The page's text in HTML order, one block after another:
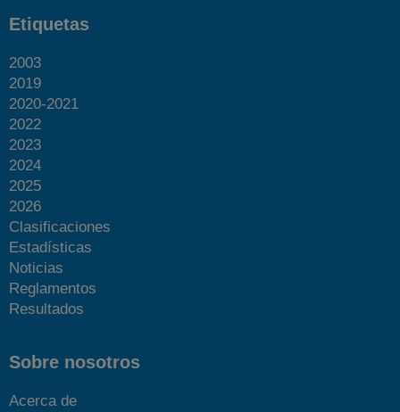
Etiquetas
2003
2019
2020-2021
2022
2023
2024
2025
2026
Clasificaciones
Estadísticas
Noticias
Reglamentos
Resultados
Sobre nosotros
Acerca de